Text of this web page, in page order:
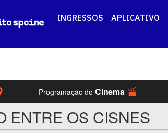
INGRESSOS APLICATIVO